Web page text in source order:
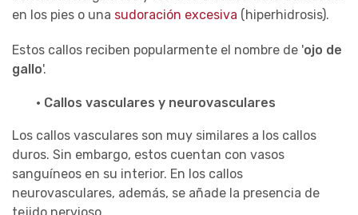
en los pies o una sudoración excesiva (hiperhidrosis).
Estos callos reciben popularmente el nombre de 'ojo de
gallo'.
· Callos vasculares y neurovasculares
Los callos vasculares son muy similares a los callos
duros. Sin embargo, estos cuentan con vasos
sanguíneos en su interior. En los callos
neurovasculares, además, se añade la presencia de
tejido nervioso.